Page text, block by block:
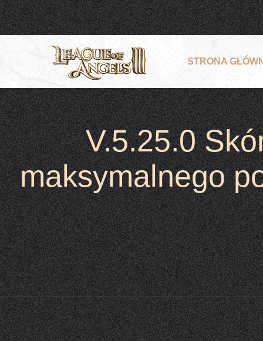
STRONA
V.5.25.0
maksymalnego